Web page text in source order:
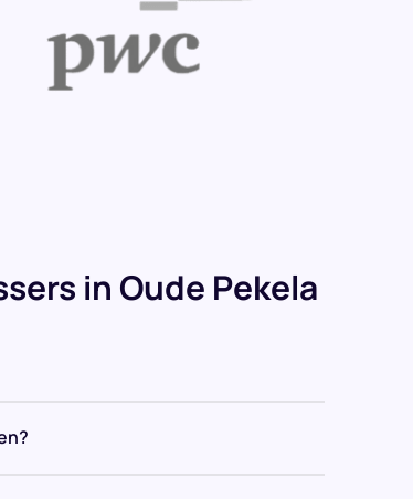
in Oude Pekela